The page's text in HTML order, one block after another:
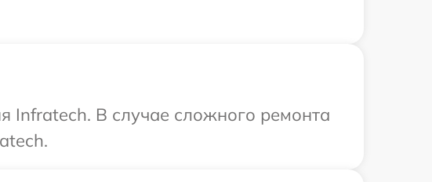
Infratech. В случае сложного ремонта